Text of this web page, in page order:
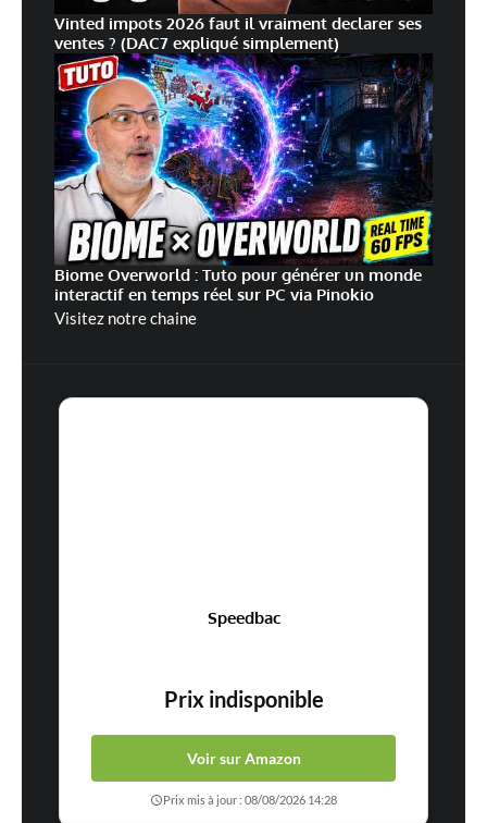
Vinted impots 2026 faut il vraiment declarer ses
ventes ? (DAC7 expliqué simplement)
Biome Overworld : Tuto pour générer un monde
interactif en temps réel sur PC via Pinokio
Visitez notre chaine
Speedbac
Prix indisponible
Voir sur Amazon
Prix mis à jour : 08/08/2026 14:28